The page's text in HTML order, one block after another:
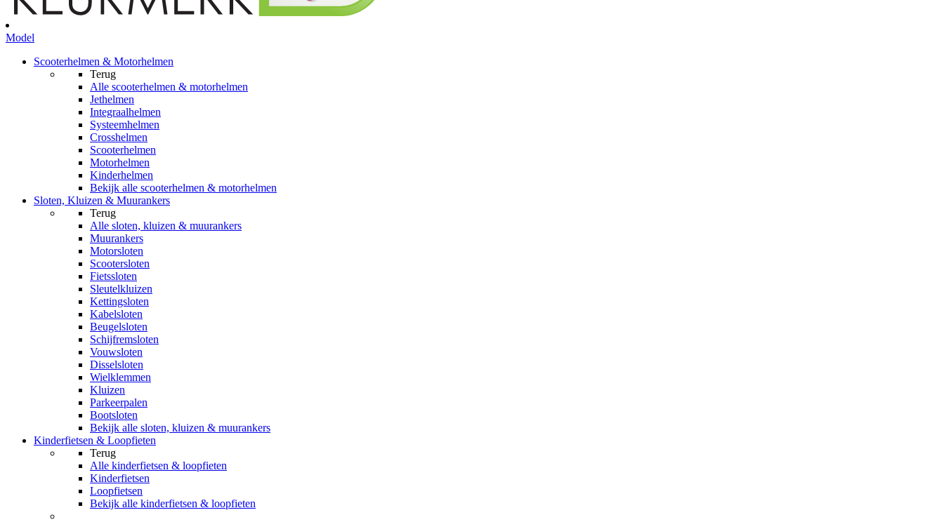
Model
Scooterhelmen & Motorhelmen
Terug
Alle scooterhelmen & motorhelmen
Jethelmen
Integraalhelmen
Systeemhelmen
Crosshelmen
Scooterhelmen
Motorhelmen
Kinderhelmen
Bekijk alle scooterhelmen & motorhelmen
Sloten, Kluizen & Muurankers
Terug
Alle sloten, kluizen & muurankers
Muurankers
Motorsloten
Scootersloten
Fietssloten
Sleutelkluizen
Kettingsloten
Kabelsloten
Beugelsloten
Schijfremsloten
Vouwsloten
Disselsloten
Wielklemmen
Kluizen
Parkeerpalen
Bootsloten
Bekijk alle sloten, kluizen & muurankers
Kinderfietsen & Loopfieten
Terug
Alle kinderfietsen & loopfieten
Kinderfietsen
Loopfietsen
Bekijk alle kinderfietsen & loopfieten